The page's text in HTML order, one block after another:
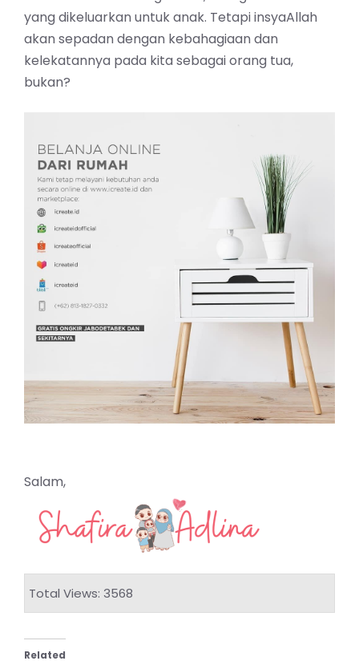
yang dikeluarkan untuk anak. Tetapi insyaAllah
akan sepadan dengan kebahagiaan dan
kelekatannya pada kita sebagai orang tua,
bukan?
Salam,
Total Views: 3568
Related